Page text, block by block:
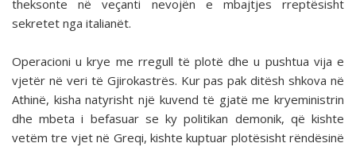
theksonte në veçanti nevojën e mbajtjes rreptësisht
sekretet nga italianët.
Operacioni u krye me rregull të plotë dhe u pushtua vija e
vjetër në veri të Gjirokastrës. Kur pas pak ditësh shkova në
Athinë, kisha natyrisht një kuvend të gjatë me kryeministrin
dhe mbeta i befasuar se ky politikan demonik, që kishte
vetëm tre vjet në Greqi, kishte kuptuar plotësisht rëndësinë